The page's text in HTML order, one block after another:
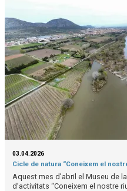
03.04.2026
Cicle de natura “Coneixem el
Aquest mes d’abril el Museu de
d’activitats “Coneixem el nostre